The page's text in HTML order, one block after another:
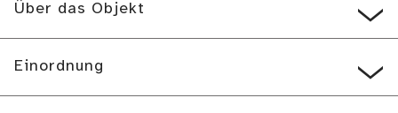
Über das Objekt
Einordnung